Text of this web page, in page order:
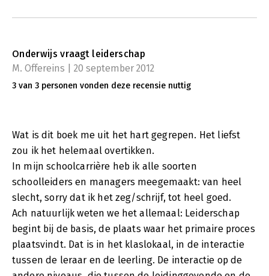
Onderwijs vraagt leiderschap
M. Offereins | 20 september 2012
3 van 3 personen vonden deze recensie nuttig
Wat is dit boek me uit het hart gegrepen. Het liefst
zou ik het helemaal overtikken.
In mijn schoolcarrière heb ik alle soorten
schoolleiders en managers meegemaakt: van heel
slecht, sorry dat ik het zeg/schrijf, tot heel goed.
Ach natuurlijk weten we het allemaal: Leiderschap
begint bij de basis, de plaats waar het primaire proces
plaatsvindt. Dat is in het klaslokaal, in de interactie
tussen de leraar en de leerling. De interactie op de